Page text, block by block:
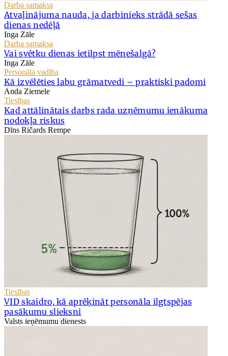
Darba samaksa
Atvaļinājuma nauda, ja darbinieks strādā sešas
dienas nedēļā
Inga Zāle
Darba samaksa
Vai svētku dienas ietilpst mēnešalgā?
Inga Zāle
Personāla vadība
Kā izvēlēties labu grāmatvedi – praktiski padomi
Anda Ziemele
Tiesības
Kad attālinātais darbs rada uzņēmumu ienākuma
nodokļa riskus
Dīns Ričards Rempe
Tiesības
VID skaidro, kā aprēķināt personāla ilgtspējas
pasākumu slieksni
Valsts ieņēmumu dienests